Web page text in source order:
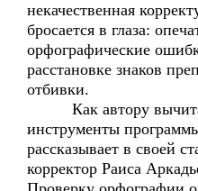
некачественная
бросается в глаза:
орфографические
расстановке знаков
отбивки.
Как автору
инструменты
рассказывает в своей
корректор Раиса